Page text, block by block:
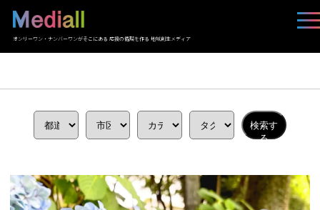
オンリーワン・ナンバーワンがそこにある 応援の循環を作る 地域創生メディア
検索す
る